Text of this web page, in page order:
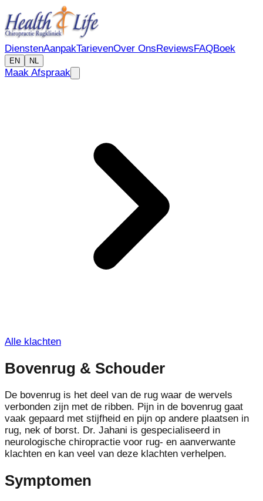
DienstenAanpakTarievenOver OnsReviewsFAQBoek
EN NL
Maak Afspraak
Alle klachten
Bovenrug & Schouder
De bovenrug is het deel van de rug waar de wervels
verbonden zijn met de ribben. Pijn in de bovenrug gaat
vaak gepaard met stijfheid en pijn op andere plaatsen in
rug, nek of borst. Dr. Jahani is gespecialiseerd in
neurologische chiropractie voor rug- en aanverwante
klachten en kan veel van deze klachten verhelpen.
Symptomen